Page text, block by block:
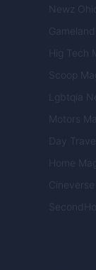
Newz Ohio
Gameland
Hig Tech
Scoop
Lgbtqia
Motors
Day
Home